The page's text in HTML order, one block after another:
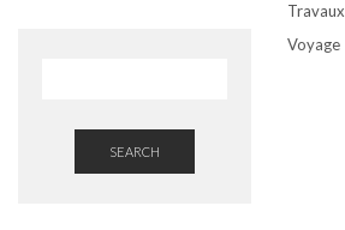
SEARCH
Travaux
Voyage